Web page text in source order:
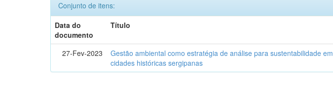
Conjunto de itens:
Data do
documento
Título
27-Fev-2023
Gestão ambiental como estratégia de análise para sustentabilidade em
cidades históricas sergipanas